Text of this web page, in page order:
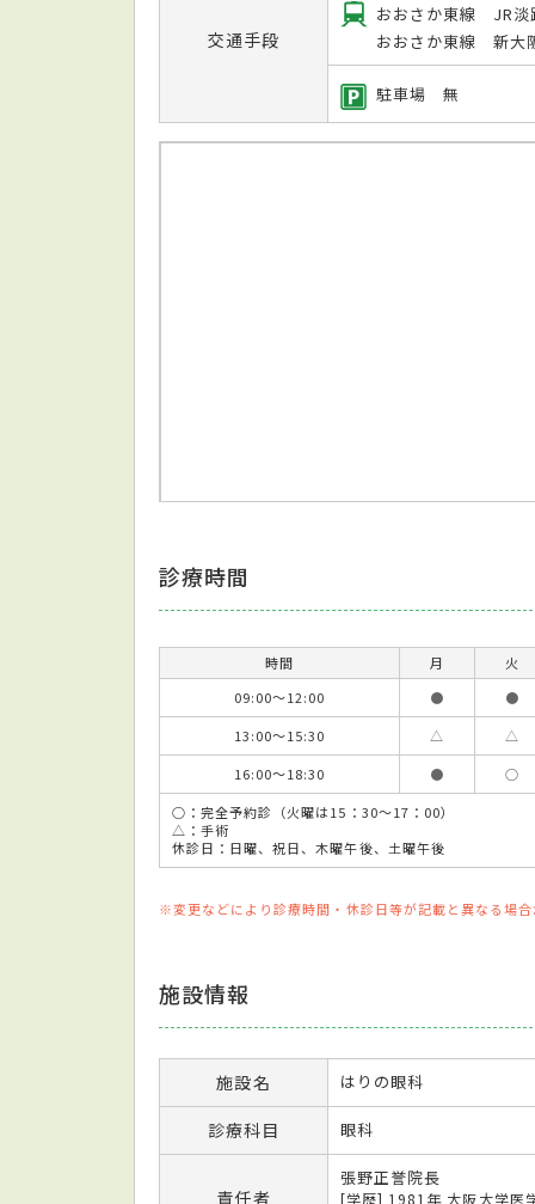
交通手段
おおさか東線 JR淡
おおさか東線 新大
駐車場 無
診療時間
時間 月 火
09:00～12:00
● ●
13:00～15:30
△ △
16:00～18:30
● ○
○：完全予約診（火曜は15：30～17：00）
△：手術
休診日：日曜、祝日、木曜午後、土曜午後
※変更などにより診療時間・休診日等が記載と異なる場合
施設情報
施設名 はりの眼科
診療科目 眼科
責任者
張野正誉院長
[学歴] 1981年 大阪大学医